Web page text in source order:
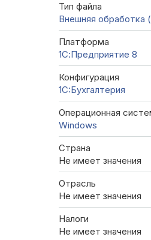
Тип файла
Внешняя обработка
Платформа
1С:Предприятие 8
Конфигурация
1C:Бухгалтерия
Операционная
Windows
Страна
Не имеет значения
Отрасль
Не имеет значения
Налоги
Не имеет значения